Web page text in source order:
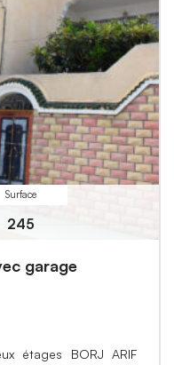
Surface
245
garage
étages BORJ ARIF